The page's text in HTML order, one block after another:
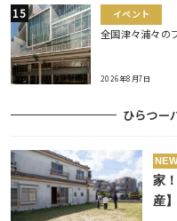
イベント
全国津々浦々の
2026年8月7日
ひらつー
NEW
家
産】